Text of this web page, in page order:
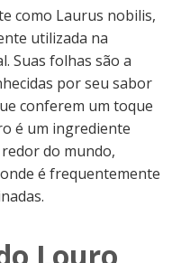
como Laurus nobilis,
utilizada na
Suas folhas são a
por seu sabor
conferem um toque
é um ingrediente
do mundo,
é frequentemente